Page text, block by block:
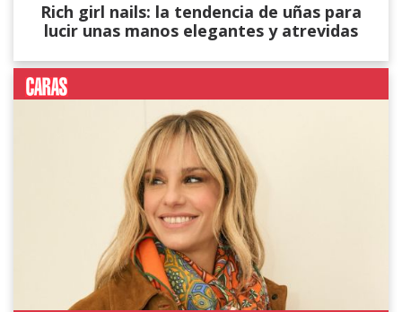
Rich girl nails: la tendencia de uñas para
lucir unas manos elegantes y atrevidas